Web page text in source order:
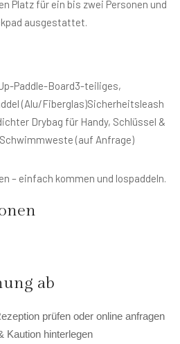
Platz für ein bis zwei Personen und
ausgestattet.
Paddle-Board3-teiliges,
(Alu/Fiberglas)Sicherheitsleash
Drybag für Handy, Schlüssel &
(auf Anfrage)
– einfach kommen und lospaddeln.
ab
prüfen oder online anfragen
Kaution hinterlegen